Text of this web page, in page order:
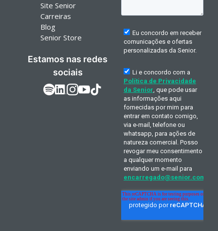
Site Senior
Carreiras
Blog
Senior Store
Estamos nas redes
sociais